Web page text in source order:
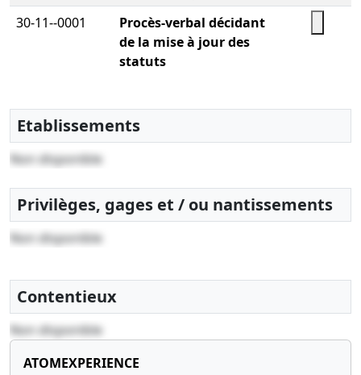
30-11--0001
Procès-verbal décidant
de la mise à jour des
statuts
jour
Etablissements
Non disponible
Privilèges, gages et / ou nantissements
Non disponible
Contentieux
Non disponible
ATOMEXPERIENCE